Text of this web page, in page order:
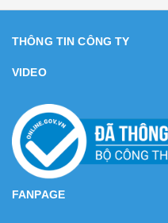
THÔNG TIN CÔNG TY
VIDEO
FANPAGE